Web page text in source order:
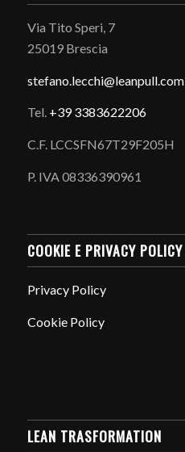
Via Tito Speri, 7
25019 Brescia
stefano.lecchi@leanpull.com
Tel. +39 3383622206
C.F. LCCSFN67T29F205H
P. IVA 08336390961
COOKIE E PRIVACY POLICY
Privacy Policy
Cookie Policy
LEAN TRASFORMATION